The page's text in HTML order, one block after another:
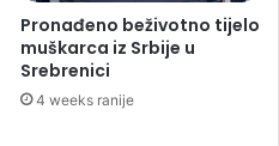
Pronađeno beživotno tijelo
muškarca iz Srbije u
Srebrenici
4 weeks ranije